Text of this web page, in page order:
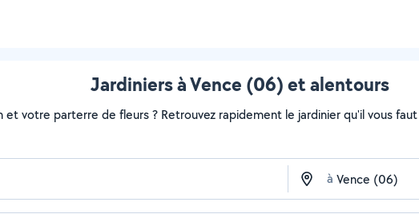
Jardiniers à Vence (06) et alentours
votre parterre de fleurs ? Retrouvez rapidement le jardinier qu'il vous faut
à